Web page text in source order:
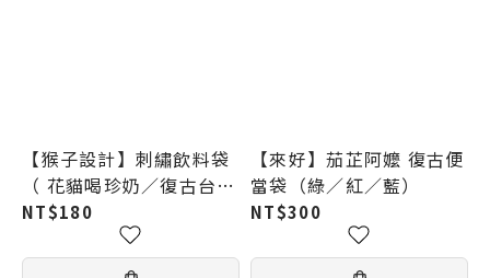
【猴子設計】刺繡飲料袋
（ 花貓喝珍奶／復古台灣
／美味小籠包／經典珍奶
／台北煙火／柴柴喝珍奶
／柴柴茄芷袋 ）
NT$180
【來好】茄芷阿嬤 復古便
當袋（綠／紅／藍）
NT$300